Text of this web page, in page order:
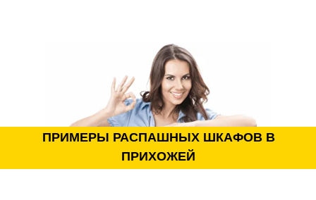
рассчитаны на ежедневное использование и долгий
Индивидуальная адаптация: распашной шкаф
идеально вписывается даже в самую маленькую
прихожую, помогает скрыть неровности стен,
визуально выровнять помещение и создать
законченный образ.
ПРИМЕРЫ РАСПАШНЫХ ШКАФОВ В
ПРИХОЖЕЙ